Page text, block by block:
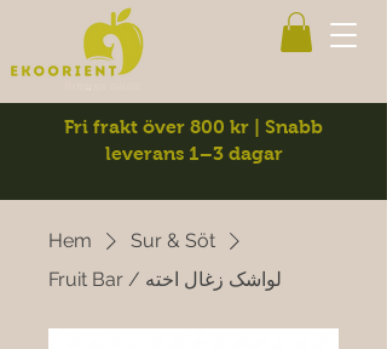
Fri frakt över 800 kr | Snabb
leverans 1–3 dagar
Hem
Sur & Söt
Fruit Bar / لواشک زغال اخته